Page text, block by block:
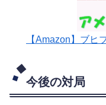
【Amazon】ブヒ
今後の対局